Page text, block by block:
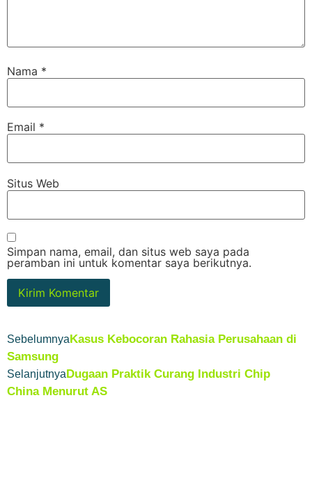
Nama *
Email *
Situs Web
Simpan nama, email, dan situs web saya pada
peramban ini untuk komentar saya berikutnya.
SebelumnyaKasus Kebocoran Rahasia Perusahaan di
Samsung
SelanjutnyaDugaan Praktik Curang Industri Chip
China Menurut AS